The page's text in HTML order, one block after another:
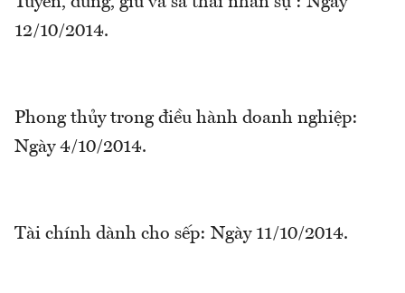
12/10/2014.
Phong thủy trong điều hành doanh nghiệp:
Ngày 4/10/2014.
Tài chính dành cho sếp: Ngày 11/10/2014.